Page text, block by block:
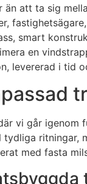
att ta sig
smart
en
levererad i tid
vi går igenom
ritningar,
med fasta